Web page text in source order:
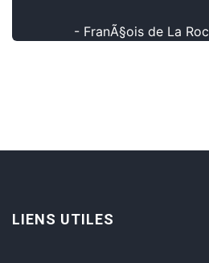
- FranÃ§ois de La
LIENS UTILES